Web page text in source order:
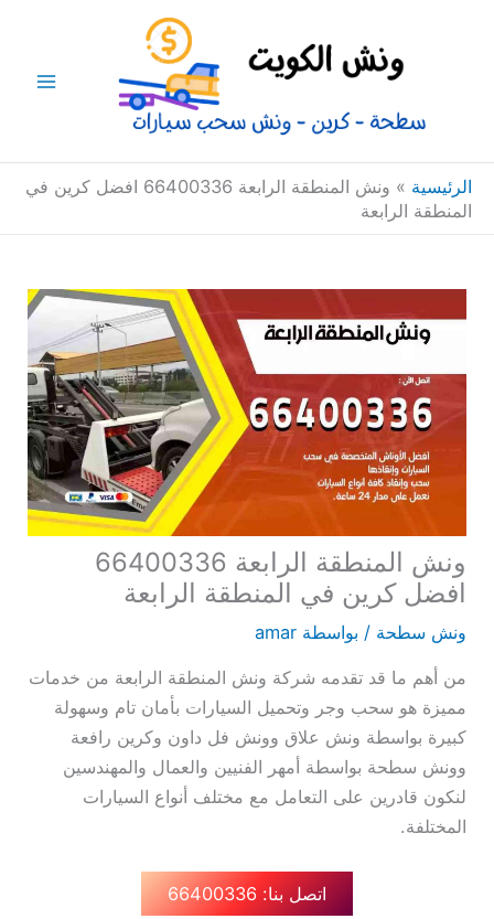
الرئيسية »
ونش المنطقة الرابعة 66400336 افضل كرين في
المنطقة الرابعة
ونش المنطقة الرابعة 66400336
افضل كرين في المنطقة الرابعة
ونش سطحة / بواسطة amar
من أهم ما قد تقدمه شركة ونش المنطقة الرابعة من خدمات
مميزة هو سحب وجر وتحميل السيارات بأمان تام وسهولة
كبيرة بواسطة ونش علاق وونش فل داون وكرين رافعة
وونش سطحة بواسطة أمهر الفنيين والعمال والمهندسين
لنكون قادرين على التعامل مع مختلف أنواع السيارات
المختلفة.
اتصل بنا: 66400336